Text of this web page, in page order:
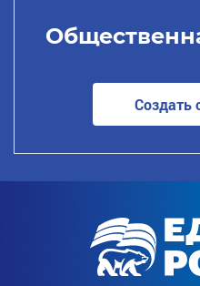
Создать